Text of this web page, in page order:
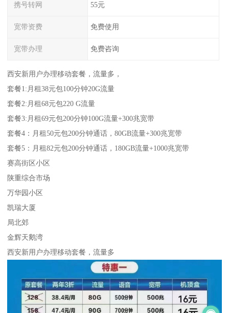
携号转网 55元
宽带资费 免费使用
宽带办理 免费咨询
西安新用户办理移动套餐，流量多，
套餐1:月租38元包100分钟20G流量
套餐2:月租68元包220 G流量
套餐3:月租69元包200分钟100G流量+300兆宽带
套餐4：月租50元包200分钟通话，80GB流量+300兆宽带
套餐5：月租82元包200分钟通话，180GB流量+1000兆宽带
赛高街区小区
陕重综合市场
万华园小区
凯瑞大厦
局北郊
金辉天鹅湾
西安新用户办理移动套餐，流量多